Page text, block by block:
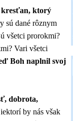
kresťan, ktorý
sú dané rôznym
všetci prorokmi?
Vari všetci
Boh naplnil svoj
dobrota,
by nás však